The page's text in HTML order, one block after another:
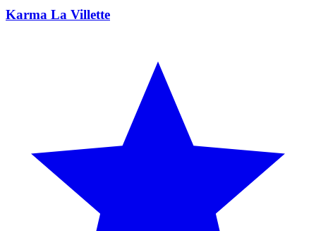
Karma La Villette